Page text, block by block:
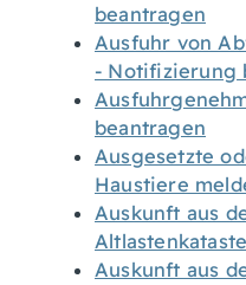
beantragen
Ausfuhr von
- Notifizierung
beantragen
Ausgesetzte
Haustiere
Auskunft aus
Auskunft aus